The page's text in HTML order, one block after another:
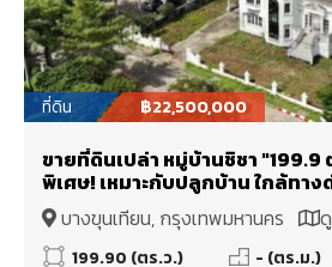
ที่ดิน ฿22,500,000
ขายที่ดินเปล่า หมู่บ้านชิชา "199.9
พิเศษ! เหมาะกับปลูกบ้าน ใกล้ทา
บางขุนเทียน, กรุงเทพมหานคร
199.90 (ตร.ว.) - (ตร.ม.)